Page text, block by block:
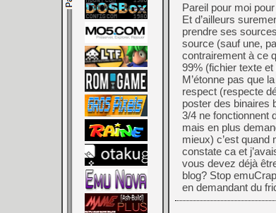
Pareil pour moi
Et d’ailleurs
prendre ses
source (sauf une,
contrairement à ce
99% (fichier texte et
M’étonne pas que
respect (respecte
poster des binaires
3/4 ne fonctionnent
mais en plus
mieux) c’est
constate ca et
vous devez déjà
blog? Stop
en demandant du